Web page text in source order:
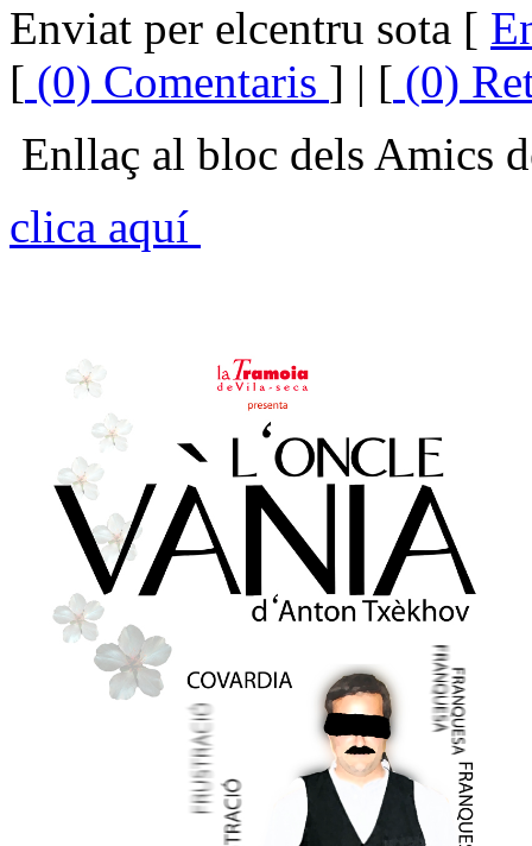
Enviat per elcentru sota [
[ (0) Comentaris ] | [ (0)
Enllaç al bloc dels Amics
clica aquí